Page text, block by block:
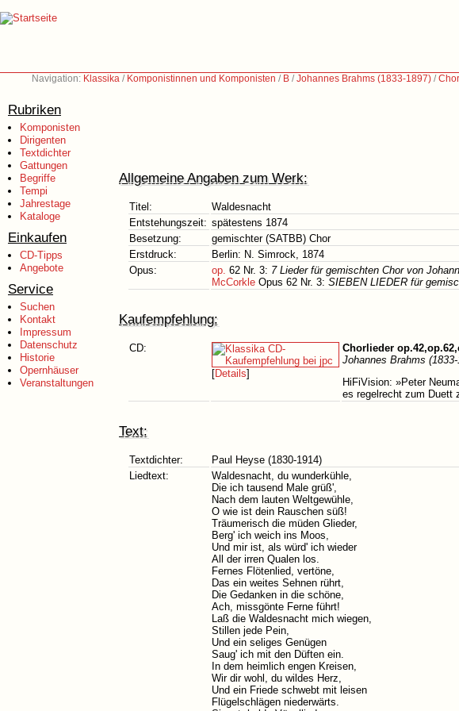
Navigation: Klassika / Komponistinnen und Komponisten / B /Johannes Brahms (1833-1897) /
Rubriken
Komponisten
Dirigenten
Textdichter
Gattungen
Begriffe
Tempi
Jahrestage
Kataloge
Einkaufen
CD-Tipps
Angebote
Service
Suchen
Kontakt
Impressum
Datenschutz
Historie
Opernhäuser
Veranstaltungen
Allgemeine Angaben zum Werk:
Titel:
Waldesnacht
Entstehungszeit: spätestens 1874
Besetzung:
gemischter (SATBB) Chor
Erstdruck:
Berlin: N. Simrock, 1874
Opus:
op. 62 Nr. 3: 7 Lieder für gemischten Chor von
McCorkle Opus 62 Nr. 3: SIEBEN LIEDER für
Kaufempfehlung:
CD:
[Details]
Chorlieder
Johannes Brahms (1833-
HiFiVision: »Peter
es regelrecht zum Duett
Text:
Textdichter:
Paul Heyse (1830-1914)
Liedtext:
Waldesnacht, du wunderkühle,
Die ich tausend Male grüß',
Nach dem lauten Weltgewühle,
O wie ist dein Rauschen süß!
Träumerisch die müden Glieder,
Berg' ich weich ins Moos,
Und mir ist, als würd' ich wieder
All der irren Qualen los.
Fernes Flötenlied, vertöne,
Das ein weites Sehnen rührt,
Die Gedanken in die schöne,
Ach, missgönte Ferne führt!
Laß die Waldesnacht mich wiegen,
Stillen jede Pein,
Und ein seliges Genügen
Saug' ich mit den Düften ein.
In dem heimlich engen Kreisen,
Wir dir wohl, du wildes Herz,
Und ein Friede schwebt mit leisen
Flügelschlägen niederwärts.